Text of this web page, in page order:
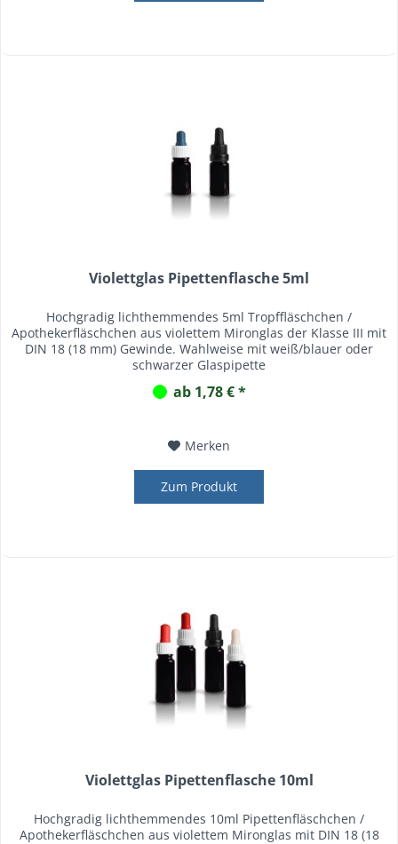
Violettglas Pipettenflasche 5ml
Hochgradig lichthemmendes 5ml Tropffläschchen /
Apothekerfläschchen aus violettem Mironglas der Klasse III mit
DIN 18 (18 mm) Gewinde. Wahlweise mit weiß/blauer oder
schwarzer Glaspipette
ab 1,78 € *
Merken
Zum Produkt
Violettglas Pipettenflasche 10ml
Hochgradig lichthemmendes 10ml Pipettenfläschchen /
Apothekerfläschchen aus violettem Mironglas mit DIN 18 (18